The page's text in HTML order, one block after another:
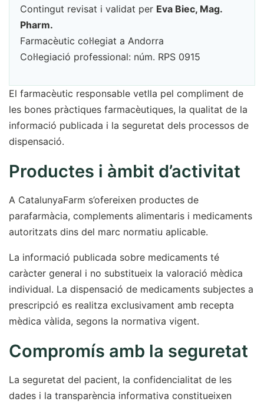
Contingut revisat i validat per Eva Biec, Mag.
Pharm.
Farmacèutic col·legiat a Andorra
Col·legiació professional: núm. RPS 0915
El farmacèutic responsable vetlla pel compliment de
les bones pràctiques farmacèutiques, la qualitat de la
informació publicada i la seguretat dels processos de
dispensació.
Productes i àmbit d’activitat
A CatalunyaFarm s’ofereixen productes de
parafarmàcia, complements alimentaris i medicaments
autoritzats dins del marc normatiu aplicable.
La informació publicada sobre medicaments té
caràcter general i no substitueix la valoració mèdica
individual. La dispensació de medicaments subjectes a
prescripció es realitza exclusivament amb recepta
mèdica vàlida, segons la normativa vigent.
Compromís amb la seguretat
La seguretat del pacient, la confidencialitat de les
dades i la transparència informativa constitueixen